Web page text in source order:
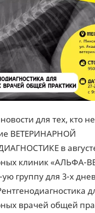
для тех, кто
ВЕТЕРИНАРНОЙ
в
клиник «АЛЬФА-
группу для 3-х
врачей общей